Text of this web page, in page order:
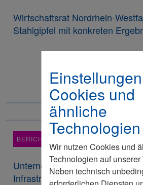
Cookies und
ähnliche
Technologien
Wir nutzen Cookies und
Technologien auf unserer
Neben technisch
Wirtschaftsrat Nordrhein-
Stahlgipfel mit konkreten
BERICHT
Unternehmer für mehr
Infrastruktur